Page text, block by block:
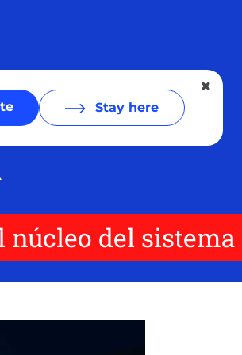
Stay here
núcleo del sistema